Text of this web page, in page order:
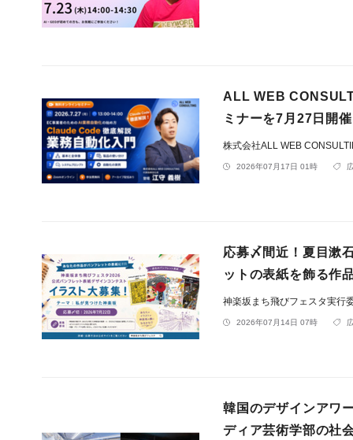
ALL WEB
ミナーを7月27日開催
株式会社ALL WEB
2026年07月17日 01時
応募〆間近！夏目漱
ットの表紙を飾る作
神楽坂まち飛びフェスタ実行
2026年07月14日 07時
韓国のデザインアワ
ディア芸術学部の社